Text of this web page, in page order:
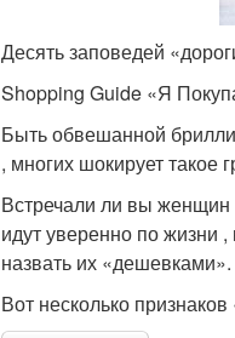
Десять заповедей
Shopping Guide «Я
Быть обвешанной
, многих шокирует такое
Встречали ли вы
идут уверенно по жизни
назвать их
Вот несколько